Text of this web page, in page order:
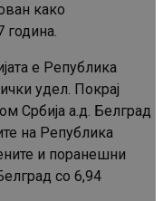
како
година.
е Република
удел. Покрај
Србија а.д. Белград
на Република
и поранешни
со 6,94